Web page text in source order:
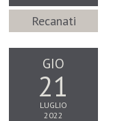
Recanati
GIO
21
LUGLIO
2022